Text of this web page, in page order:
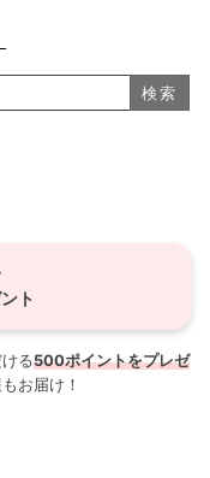
検索
ト
る500ポイントをプレゼ
お届け！